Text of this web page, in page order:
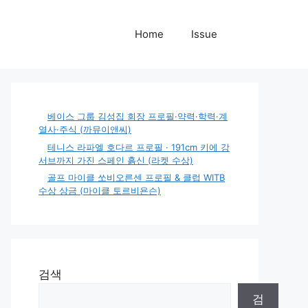
Home Issue
베이스 그룹 김성집 회장 프로필·약력·학력·계
열사·주식 (까뮤이앤씨)
테니스 라파엘 호다르 프로필 · 191cm 키에 강
서브까지 가진 스페인 흙신 (라켓 수상)
골프 마이클 쏘비오른센 프로필 & 클럽 WITB
수상 상금 (마이클 토르비욘슨)
검색
검